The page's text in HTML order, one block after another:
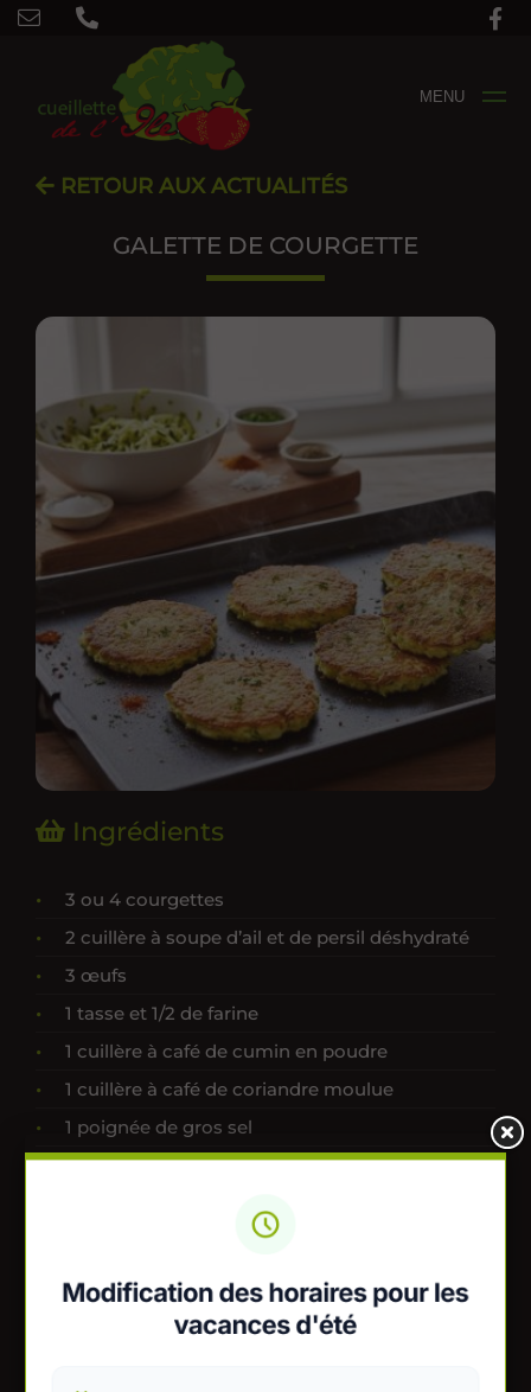
MENU
RETOUR AUX ACTUALITÉS
GALETTE DE COURGETTE
Ingrédients
3 ou 4 courgettes
2 cuillère à soupe d’ail et de persil déshydraté
3 œufs
1 tasse et 1/2 de farine
1 cuillère à café de cumin en poudre
1 cuillère à café de coriandre moulue
1 poignée de gros sel
sel et poivre
Laver et râper les courgettes. Les mettre dans une